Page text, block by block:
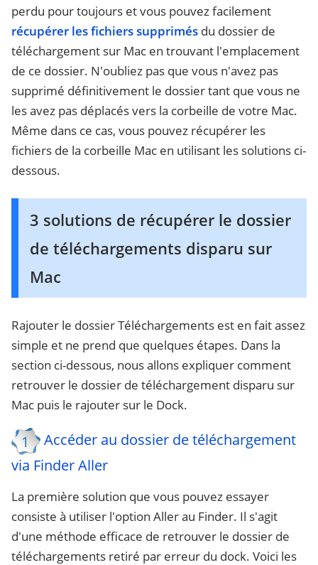
perdu pour toujours et vous pouvez facilement
récupérer les fichiers supprimés du dossier de
téléchargement sur Mac en trouvant l'emplacement
de ce dossier. N'oubliez pas que vous n'avez pas
supprimé définitivement le dossier tant que vous ne
les avez pas déplacés vers la corbeille de votre Mac.
Même dans ce cas, vous pouvez récupérer les
fichiers de la corbeille Mac en utilisant les solutions ci-
dessous.
3 solutions de récupérer le dossier
de téléchargements disparu sur
Mac
Rajouter le dossier Téléchargements est en fait assez
simple et ne prend que quelques étapes. Dans la
section ci-dessous, nous allons expliquer comment
retrouver le dossier de téléchargement disparu sur
Mac puis le rajouter sur le Dock.
1
Accéder au dossier de téléchargement
via Finder Aller
La première solution que vous pouvez essayer
consiste à utiliser l'option Aller au Finder. Il s'agit
d'une méthode efficace de retrouver le dossier de
téléchargements retiré par erreur du dock. Voici les